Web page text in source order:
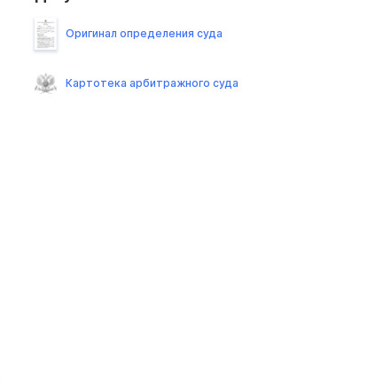
Оригинал определения суда
Картотека арбитражного суда